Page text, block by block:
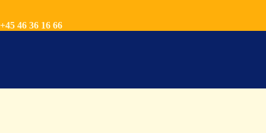
+45 46 36 16 66